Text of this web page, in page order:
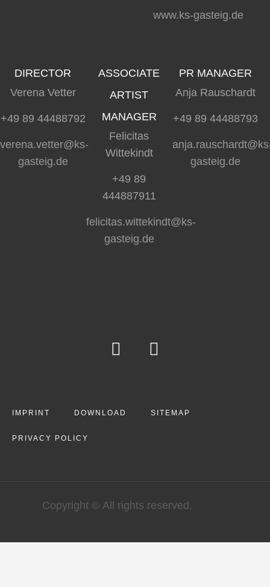
www.ks-gasteig.de
DIRECTOR
Verena Vetter
+49 89 44488792
verena.vetter@ks-
gasteig.de
ASSOCIATE
ARTIST
MANAGER
Felicitas
Wittekindt
+49 89
444887911
felicitas.wittekindt@ks-
gasteig.de
PR MANAGER
Anja Rauschardt
+49 89 44488793
gasteig.de
IMPRINT DOWNLOAD SITEMAP
PRIVACY POLICY
Copyright © All rights reserved.